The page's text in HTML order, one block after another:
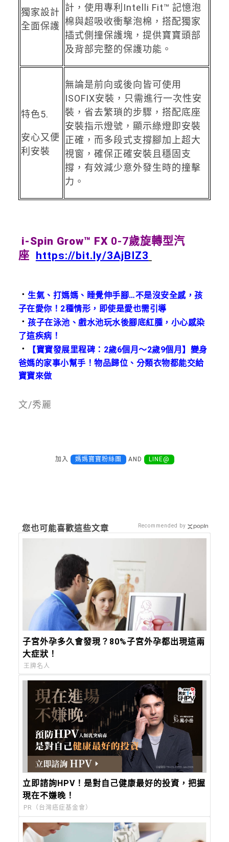
獨家設計
全面保護
計，使用專利Intelli Fit™ 記憶泡
棉與超吸收衝擊泡棉，搭配獨家
插式側撞保護塊，提供寶寶頭部
及背部完整的保護功能。
特色5.
安心又便
利安裝
無論是前向或後向皆可使用
ISOFIX安裝，只需進行一次性安
裝，省去繁瑣的步驟，搭配底座
安裝指示燈號，顯示綠燈即安裝
正確，而多段式支撐腳加上超大
視窗，確保正確安裝且穩固支
撐，有效減少意外發生時的撞擊
力。
i-Spin Grow™ FX 0-7歲旋轉型汽
座 https://bit.ly/3AjBIZ3
．生氣、打媽媽、睡覺伸手腳…不是沒安全感，孩
子在愛你！2種情形，即使是愛也需引導
．孩子在泳池、戲水池玩水後腳底紅腫，小心感染
了這疾病！
．
【寶寶發展里程碑：2歲6個月～2歲9個月】變身
爸媽的家事小幫手！物品歸位、分類衣物都能交給
寶寶來做
文/秀麗
加入 媽媽寶寶粉絲團 AND LINE@
您也可能喜歡這些文章
子宮外孕多久會發現？80%子宮外孕都出現這兩
大症狀！
王牌名人
立即諮詢HPV！是對自己健康最好的投資，把握
現在不嫌晚！
PR（台灣癌症基金會）
Recommended by